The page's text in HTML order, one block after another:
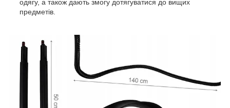
одягу, а також дають змогу дотягуватися до вищих
предметів.